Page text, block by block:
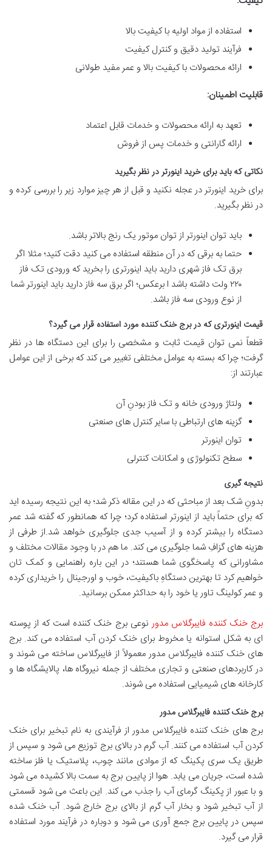
استفاده از مواد اولیه با کیفیت بالا
فرآیند تولید دقیق و کنترل کیفیت
ارائه محصولات با کیفیت بالا و عمر مفید طولانی
قابلیت اطمینان:
تعهد به ارائه محصولات و خدمات قابل اعتماد
ارائه گارانتی و خدمات پس از فروش
نکاتی که باید برای خرید اینورتر در نظر بگیرید
برای خرید اینورتر در عجله نکنید و قبل از هر چیز موارد زیر را بررسی کرده و
در نظر بگیرید.
باید توان اینورتر از توان موتور یک رنج بالاتر باشد.
حتما به برقی که در آن منطقه استفاده می کنید دقت کنید؛ مثلا اگر
برق تک فاز شهری دارید باید اینورتری را بخرید که ورودی تک فاز
۲۲۰ ولت داشته باشد ا برعکس؛ اگر برق سه فاز دارید باید اینورتر شما
از نوع ورودی سه فاز باشد.
قیمت اینورتری که در برج خنک کننده مورد استفاده قرار می گیرد؟
قطعاً نمی توان قیمت ثابت و مشخصی را برای این دستگاه ها در نظر
گرفت؛ چرا که بسته به عوامل مختلفی تغییر می کند که برخی از این عوامل
عبارتند از:
ولتاژ ورودی خانه و تک فاز بودنِ آن
گزینه های ارتباطی با سایر کنترل های صنعتی
توان اینورتر
سطح تکنولوژی و امکانات کنترلی
نتیجه گیری
بدونِ شک بعد از مباحثی که در این مقاله ذکر شد؛ به این نتیجه رسیده اید
که برای حتماً باید از اینورتر استفاده کرد؛ چرا که همانطور که گفته شد عمر
دستگاه را بیشتر کرده و از آسیب جدی جلوگیری خواهد شد.از طرفی از
هزینه های گزافِ شما جلوگیری می کند. ما هم در با وجود مقالات مختلف و
مشاورانی که پاسخگوی شما هستند؛ در این باره راهنمایی و کمک تان
خواهیم کرد تا بهترین دستگاهِ باکیفیت، خوب و اورجینال را خریداری کرده
و عمر کولینگ تاور یا خود را به حداکثر ممکن برسانید.
برج خنک کننده فایبرگلاس مدورنوعی برج خنک کننده است که از پوسته
ای به شکل استوانه یا مخروط برای خنک کردن آب استفاده می کند. برج
های خنک کننده فایبرگلاس مدور معمولاً از فایبرگلاس ساخته می شوند و
در کاربردهای صنعتی و تجاری مختلف از جمله نیروگاه ها، پالایشگاه ها و
کارخانه های شیمیایی استفاده می شوند.
برج خنک کننده فایبرگلاس مدور
برج های خنک کننده فایبرگلاس مدور از فرآیندی به نام تبخیر برای خنک
کردن آب استفاده می کنند. آب گرم در بالای برج توزیع می شود و سپس از
طریق یک سری پکینگ که از موادی مانند چوب، پلاستیک یا فلز ساخته
شده است، جریان می یابد. هوا از پایین برج به سمت بالا کشیده می شود
و با عبور از پکینگ گرمای آب را جذب می کند. این باعث می شود قسمتی
از آب تبخیر شود و بخار آب گرم از بالای برج خارج شود. آب خنک شده
سپس در پایین برج جمع آوری می شود و دوباره در فرآیند مورد استفاده
قرار می گیرد.